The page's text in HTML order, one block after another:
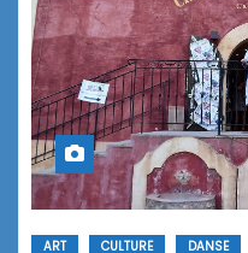
ART CULTURE DANSE